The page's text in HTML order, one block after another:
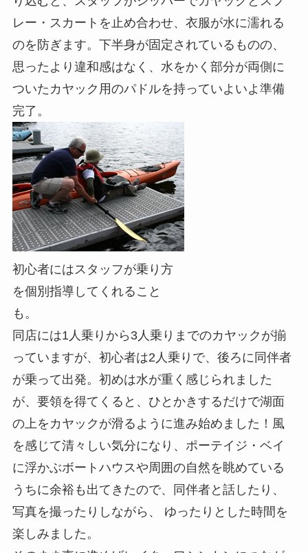
レー・スカートを止め合わせ、衣服が水に濡れる
のを防ぎます。下半身が固定されているものの、
思ったより違和感はなく、水をかく部分が両側に
ついたカヤック用のパドルを持っていよいよ準備
完了。
初心者にはスタッフが乗り方
を個別指導してくれること
も。
同店には1人乗りから3人乗りまでのカヤックが揃
っていますが、初心者は2人乗りで、後ろに同伴者
が乗って出発。初めは水が重く感じられました
が、要領を得てくると、ひとかきするだけで湖面
の上をカヤックが滑るように進み始めました！風
を感じて清々しい気分になり、ポーテイジ・ベイ
に浮かぶボートハウスや周囲の自然を眺めている
うちに余裕も出てきたので、同伴者と話したり、
写真を撮ったりしながら、 ゆったりとした時間を
楽しみました。